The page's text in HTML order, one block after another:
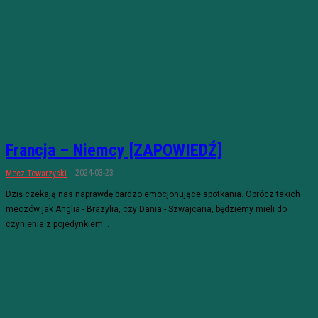
Francja – Niemcy [ZAPOWIEDŹ]
Mecz Towarzyski 2024-03-23
Dziś czekają nas naprawdę bardzo emocjonujące spotkania. Oprócz takich
meczów jak Anglia - Brazylia, czy Dania - Szwajcaria, będziemy mieli do
czynienia z pojedynkiem...